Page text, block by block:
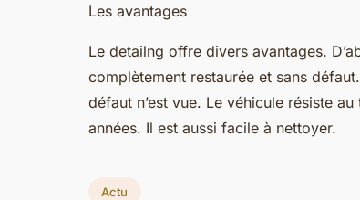
Les avantages
Le detailng offre divers avantages.
complètement restaurée et sans
défaut n’est vue. Le véhicule résiste
années. Il est aussi facile à nettoyer.
Actu